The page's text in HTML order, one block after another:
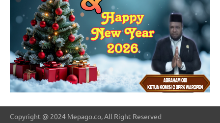
Copyright @ 2024 Mepago.co, All Right Reserved